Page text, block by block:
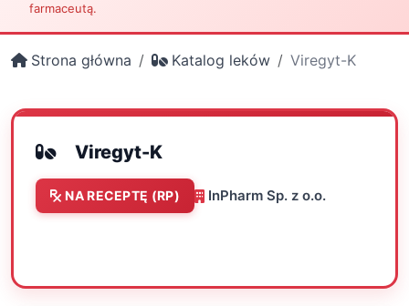
farmaceutą.
Strona główna Katalog leków Viregyt-K
Viregyt-K
NA RECEPTĘ (RP) InPharm Sp. z o.o.